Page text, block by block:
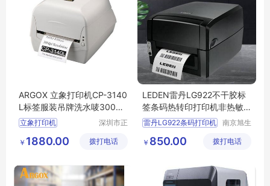
ARGOX 立象打印机CP-3140
L标签服装吊牌洗水唛300dp
i立象打印机
条码打印机 CP
深圳市正
有限公司
￥ 1880.00 拨打电话
LEDEN雷丹LG922不干胶标
签条码热转印打印机非热敏
桌面打印机
雷丹LG922条码打印机
桌面打印机
南京旭生
技术有限
￥ 850.00 拨打电话